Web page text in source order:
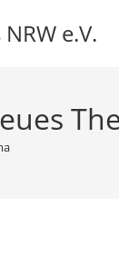
e.V.